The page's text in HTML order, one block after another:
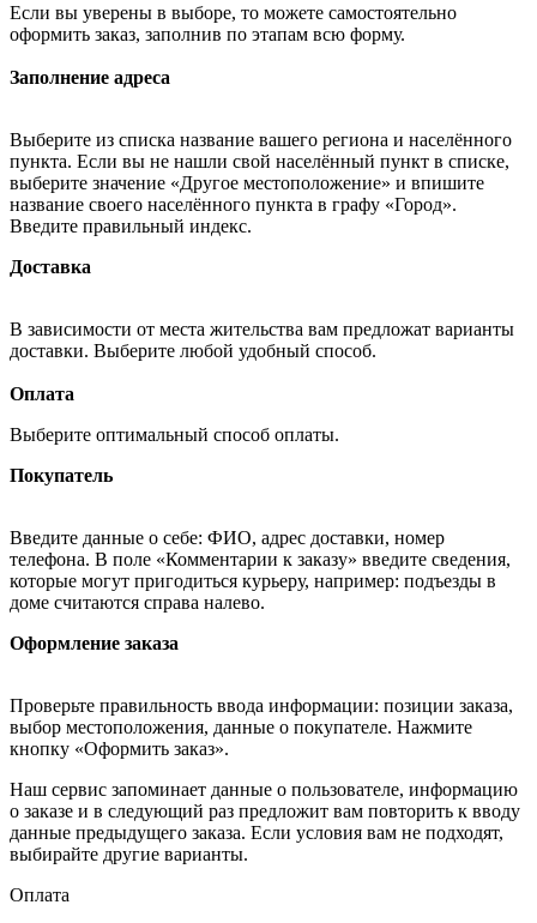
Если вы уверены в выборе, то можете самостоятельно
оформить заказ, заполнив по этапам всю форму.
Заполнение адреса
Выберите из списка название вашего региона и населённого
пункта. Если вы не нашли свой населённый пункт в списке,
выберите значение «Другое местоположение» и впишите
название своего населённого пункта в графу «Город».
Введите правильный индекс.
Доставка
В зависимости от места жительства вам предложат варианты
доставки. Выберите любой удобный способ.
Оплата
Выберите оптимальный способ оплаты.
Покупатель
Введите данные о себе: ФИО, адрес доставки, номер
телефона. В поле «Комментарии к заказу» введите сведения,
которые могут пригодиться курьеру, например: подъезды в
доме считаются справа налево.
Оформление заказа
Проверьте правильность ввода информации: позиции заказа,
выбор местоположения, данные о покупателе. Нажмите
кнопку «Оформить заказ».
Наш сервис запоминает данные о пользователе, информацию
о заказе и в следующий раз предложит вам повторить к вводу
данные предыдущего заказа. Если условия вам не подходят,
выбирайте другие варианты.
Оплата